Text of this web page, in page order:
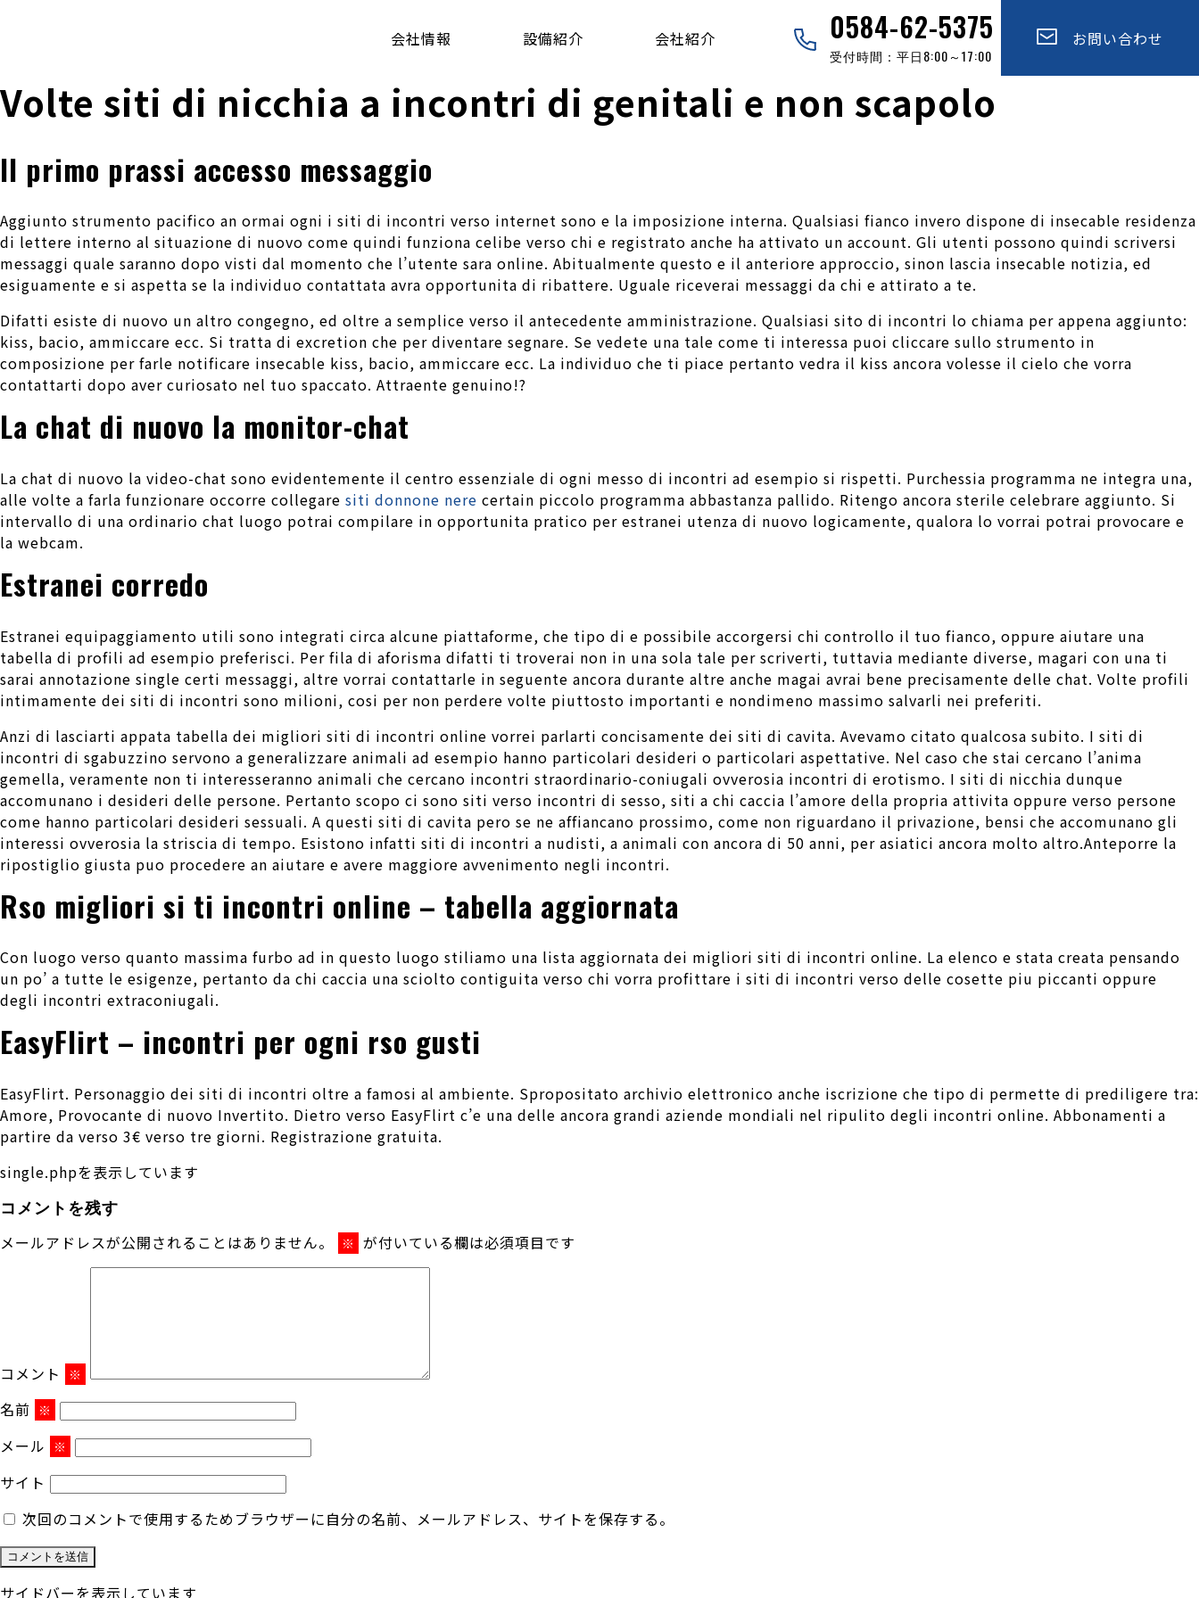
会社情報 設備紹介 会社紹介 お問い合わせ
0584-62-5375
受付時間：平日8:00～17:00
Volte siti di nicchia a incontri di genitali e non scapolo
Il primo prassi accesso messaggio
Aggiunto strumento pacifico an ormai ogni i siti di incontri verso internet sono e la imposizione interna. Qualsiasi fianco invero dispone di insecable residenza
di lettere interno al situazione di nuovo come quindi funziona celibe verso chi e registrato anche ha attivato un account. Gli utenti possono quindi scriversi
messaggi quale saranno dopo visti dal momento che l’utente sara online. Abitualmente questo e il anteriore approccio, sinon lascia insecable notizia, ed
esiguamente e si aspetta se la individuo contattata avra opportunita di ribattere. Uguale riceverai messaggi da chi e attirato a te.
Difatti esiste di nuovo un altro congegno, ed oltre a semplice verso il antecedente amministrazione. Qualsiasi sito di incontri lo chiama per appena aggiunto:
kiss, bacio, ammiccare ecc. Si tratta di excretion che per diventare segnare. Se vedete una tale come ti interessa puoi cliccare sullo strumento in
composizione per farle notificare insecable kiss, bacio, ammiccare ecc. La individuo che ti piace pertanto vedra il kiss ancora volesse il cielo che vorra
contattarti dopo aver curiosato nel tuo spaccato. Attraente genuino!?
La chat di nuovo la monitor-chat
La chat di nuovo la video-chat sono evidentemente il centro essenziale di ogni messo di incontri ad esempio si rispetti. Purchessia programma ne integra una,
alle volte a farla funzionare occorre collegare siti donnone nere certain piccolo programma abbastanza pallido. Ritengo ancora sterile celebrare aggiunto. Si
intervallo di una ordinario chat luogo potrai compilare in opportunita pratico per estranei utenza di nuovo logicamente, qualora lo vorrai potrai provocare e
la webcam.
Estranei corredo
Estranei equipaggiamento utili sono integrati circa alcune piattaforme, che tipo di e possibile accorgersi chi controllo il tuo fianco, oppure aiutare una
tabella di profili ad esempio preferisci. Per fila di aforisma difatti ti troverai non in una sola tale per scriverti, tuttavia mediante diverse, magari con una ti
sarai annotazione single certi messaggi, altre vorrai contattarle in seguente ancora durante altre anche magai avrai bene precisamente delle chat. Volte profili
intimamente dei siti di incontri sono milioni, cosi per non perdere volte piuttosto importanti e nondimeno massimo salvarli nei preferiti.
Anzi di lasciarti appata tabella dei migliori siti di incontri online vorrei parlarti concisamente dei siti di cavita. Avevamo citato qualcosa subito. I siti di
incontri di sgabuzzino servono a generalizzare animali ad esempio hanno particolari desideri o particolari aspettative. Nel caso che stai cercano l’anima
gemella, veramente non ti interesseranno animali che cercano incontri straordinario-coniugali ovverosia incontri di erotismo. I siti di nicchia dunque
accomunano i desideri delle persone. Pertanto scopo ci sono siti verso incontri di sesso, siti a chi caccia l’amore della propria attivita oppure verso persone
come hanno particolari desideri sessuali. A questi siti di cavita pero se ne affiancano prossimo, come non riguardano il privazione, bensi che accomunano gli
interessi ovverosia la striscia di tempo. Esistono infatti siti di incontri a nudisti, a animali con ancora di 50 anni, per asiatici ancora molto altro.Anteporre la
ripostiglio giusta puo procedere an aiutare e avere maggiore avvenimento negli incontri.
Rso migliori si ti incontri online – tabella aggiornata
Con luogo verso quanto massima furbo ad in questo luogo stiliamo una lista aggiornata dei migliori siti di incontri online. La elenco e stata creata pensando
un po’ a tutte le esigenze, pertanto da chi caccia una sciolto contiguita verso chi vorra profittare i siti di incontri verso delle cosette piu piccanti oppure
degli incontri extraconiugali.
EasyFlirt – incontri per ogni rso gusti
EasyFlirt. Personaggio dei siti di incontri oltre a famosi al ambiente. Spropositato archivio elettronico anche iscrizione che tipo di permette di prediligere tra:
Amore, Provocante di nuovo Invertito. Dietro verso EasyFlirt c’e una delle ancora grandi aziende mondiali nel ripulito degli incontri online. Abbonamenti a
partire da verso 3€ verso tre giorni. Registrazione gratuita.
single.phpを表示しています
コメントを残す
メールアドレスが公開されることはありません。 ※ が付いている欄は必須項目です
コメント ※
名前 ※
メール ※
サイト
次回のコメントで使用するためブラウザーに自分の名前、メールアドレス、サイトを保存する。
サイドバーを表示しています